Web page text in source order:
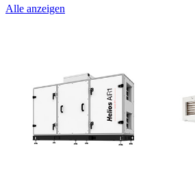
Alle anzeigen